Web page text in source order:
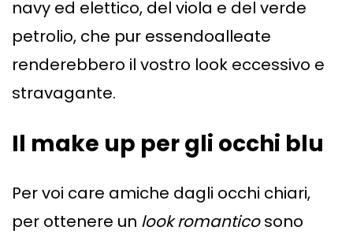
navy ed elettico, del viola e del verde
petrolio, che pur essendoalleate
renderebbero il vostro look eccessivo e
stravagante.
Il make up per gli occhi blu
Per voi care amiche dagli occhi chiari,
per ottenere un look romanticosono